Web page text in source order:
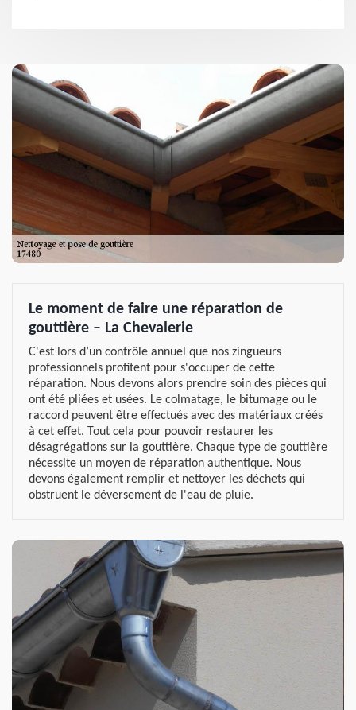
Le moment de faire une réparation de
gouttière – La Chevalerie
C'est lors d’un contrôle annuel que nos zingueurs
professionnels profitent pour s'occuper de cette
réparation. Nous devons alors prendre soin des pièces qui
ont été pliées et usées. Le colmatage, le bitumage ou le
raccord peuvent être effectués avec des matériaux créés
à cet effet. Tout cela pour pouvoir restaurer les
désagrégations sur la gouttière. Chaque type de gouttière
nécessite un moyen de réparation authentique. Nous
devons également remplir et nettoyer les déchets qui
obstruent le déversement de l'eau de pluie.